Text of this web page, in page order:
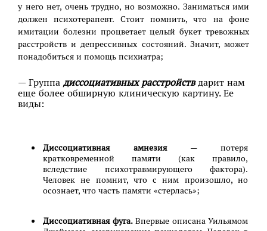
у него нет, очень трудно, но возможно. Заниматься ими
должен психотерапевт. Стоит помнить, что на фоне
имитации болезни процветает целый букет тревожных
расстройств и депрессивных состояний. Значит, может
понадобиться и помощь психиатра;
— Группа диссоциативных расстройств дарит нам
еще более обширную клиническую картину. Ее
виды:
Диссоциативная амнезия— потеря
кратковременной памяти (как правило,
вследствие психотравмирующего фактора).
Человек не помнит, что с ним произошло, но
осознает, что часть памяти «стерлась»;
Диссоциативная фуга.Впервые описана Уильямом